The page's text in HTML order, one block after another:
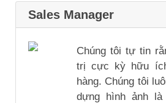
Sales Manager
Chúng tôi tự tin
trị cực kỳ hữu
hàng. Chúng tôi
dựng hình ảnh